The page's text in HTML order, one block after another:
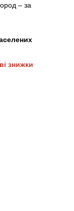
– за
знижки